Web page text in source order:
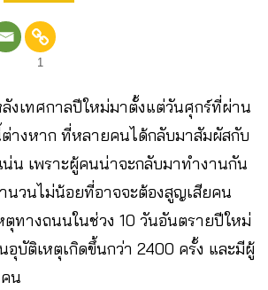
1
งเทศกาลปีใหม่มาตั้งแต่วันศุกร์ที่ผ่าน
างหาก ที่หลายคนได้กลับมาสัมผัสกับ
น เพราะผู้คนน่าจะกลับมาทำงานกัน
นวนไม่น้อยที่อาจจะต้องสูญเสียคน
ตุทางถนนในช่วง 10 วันอันตรายปีใหม่
บัติเหตุเกิดขึ้นกว่า 2400 ครั้ง และมีผู้
น